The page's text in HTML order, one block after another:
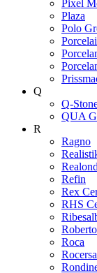
Pixel
Plaza
Polo
Q
Q-
QUA
R
Ragno
Refin
Rex
RHS
Roca
Rocersa